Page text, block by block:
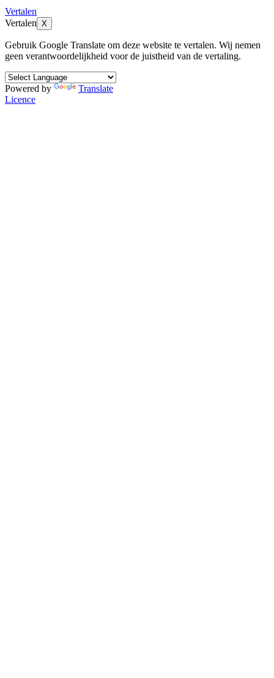
Vertalen
Vertalen X
Gebruik Google Translate om deze website te vertalen. Wij nemen
geen verantwoordelijkheid voor de juistheid van de vertaling.
Powered by
Translate
Licence